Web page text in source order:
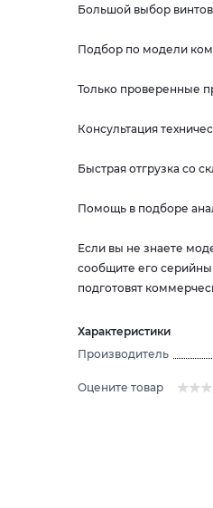
Большой выбор
Подбор по модели
Только проверенные
Консультация
Быстрая отгрузка со
Помощь в подборе
Если вы не знаете
сообщите его
подготовят
Характеристики
Производитель
Оцените товар